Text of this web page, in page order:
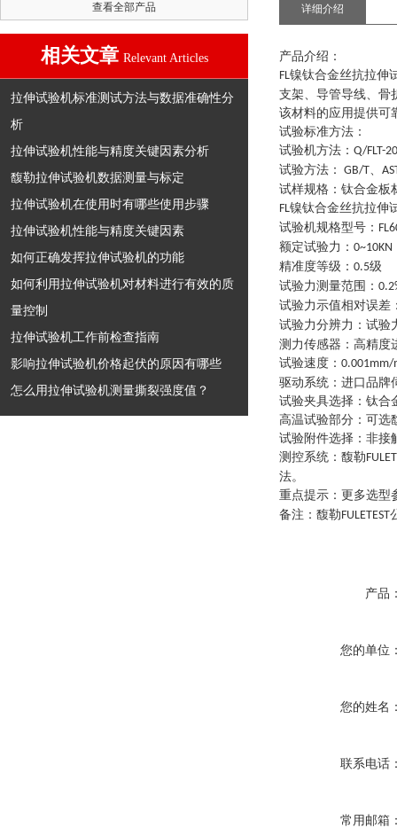
查看全部产品
相关文章 Relevant Articles
拉伸试验机标准测试方法与数据准确性分
析
拉伸试验机性能与精度关键因素分析
馥勒拉伸试验机数据测量与标定
拉伸试验机在使用时有哪些使用步骤
拉伸试验机性能与精度关键因素
如何正确发挥拉伸试验机的功能
如何利用拉伸试验机对材料进行有效的质
量控制
拉伸试验机工作前检查指南
影响拉伸试验机价格起伏的原因有哪些
怎么用拉伸试验机测量撕裂强度值？
详细介绍
产品介绍：
FL镍钛合金丝抗拉伸
支架、导管导线、骨
该材料的应用提供可
试验标准方法：
试验机方法 ： Q/FLT-
试验方法 ： GB/T、
试样规格 ： 钛合金板
FL镍钛合金丝抗拉伸
试验机规格型号 ：
额定试验力 ： 0~10KN
精准度等级 ： 0.5级
试验力测量范围 ：
试验力示值相对误差
试验力分辨力 ： 试验
测力传感器 ： 高精度
试验速度 ： 0.001mm/
驱动系统 ： 进口品牌
试验夹具选择 ： 钛合
高温试验部分 ： 可选
试验附件选择 ： 非接
测控系统 ： 馥勒
法。
重点提示 ： 更多选型
备注：馥勒FULETEST
产品
您的单位
您的姓名
联系电话
常用邮箱